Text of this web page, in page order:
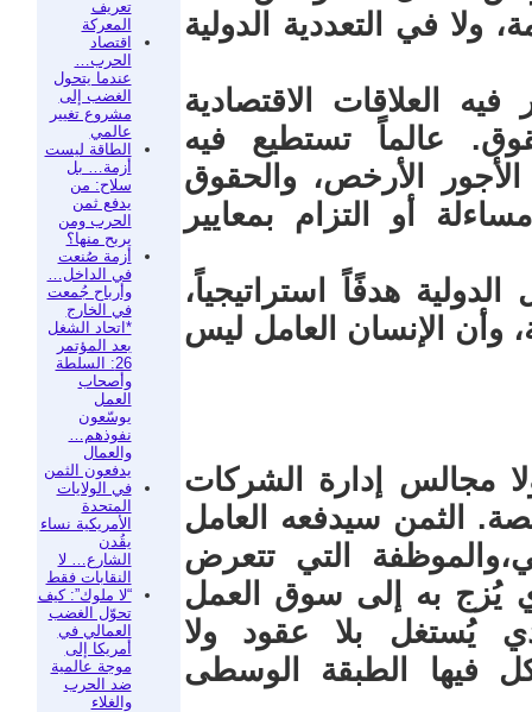
تعريف
المعركة
اقتصاد
الحرب…
عندما يتحول
الغضب إلى
مشروع تغيير
عالمي
الطاقة ليست
أزمة… بل
سلاح: من
يدفع ثمن
الحرب ومن
يربح منها؟
أزمة صُنعت
في الداخل…
وأرباح جُمعت
في الخارج
*اتحاد الشغل
بعد المؤتمر
26: السلطة
وأصحاب
العمل
يوسّعون
نفوذهم…
والعمال
يدفعون الثمن
في الولايات
المتحدة
الأمريكية نساء
يقُدن
الشارع… لا
النقابات فقط
“لا ملوك”: كيف
تحوّل الغضب
العمالي في
أمريكا إلى
موجة عالمية
ضد الحرب
والغلاء
ولا في التعددية الدولية
العلاقات الاقتصادية
عالماً تستطيع فيه
الأرخص، والحقوق
أو التزام بمعايير
هدفًاً استراتيجياً،
وأن الإنسان العامل ليس
مجالس إدارة الشركات
الثمن سيدفعه العامل
التي تتعرض
يُزج به إلى سوق العمل
يُستغل بلا عقود ولا
فيها الطبقة الوسطى